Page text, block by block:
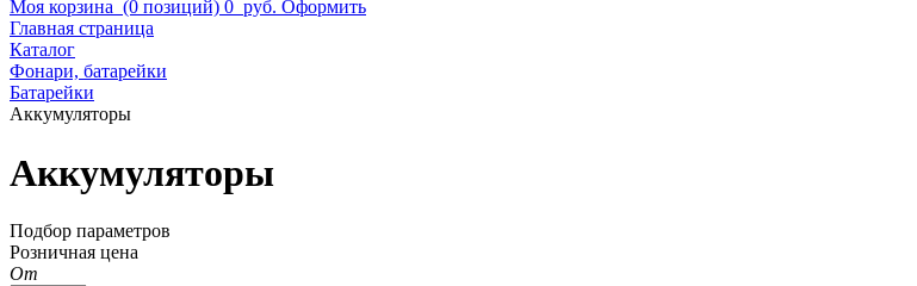
Моя корзина (0 позиций) 0 руб. Оформить
Главная страница
Каталог
Фонари, батарейки
Батарейки
Аккумуляторы
Аккумуляторы
Подбор параметров
Розничная цена
От